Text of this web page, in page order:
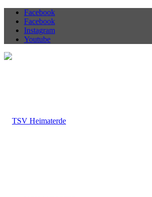
Facebook
Facebook
Instagram
Youtube